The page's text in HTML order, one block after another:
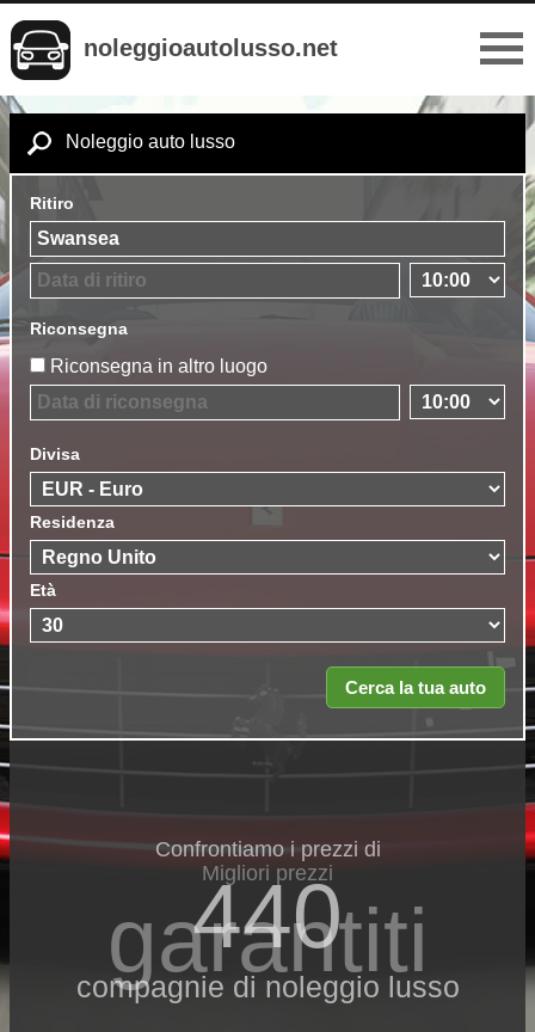
noleggioautolusso.net
Noleggio auto lusso
Ritiro
Riconsegna
Riconsegna in altro luogo
Divisa
Residenza
Età
Confrontiamo i prezzi di
440
compagnie di noleggio lusso
Migliori prezzi
garantiti